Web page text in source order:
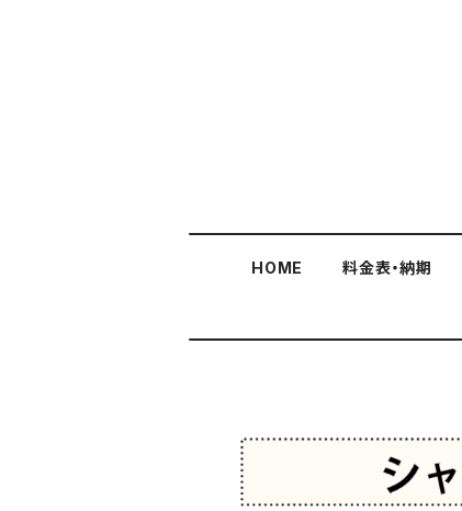
HOME 料金表・納期